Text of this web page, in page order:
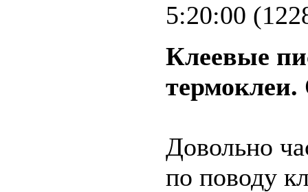
5:20:00 (
Клеевые
термоклеи.
Довольно
по поводу